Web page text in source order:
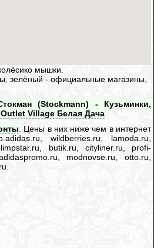
мышки.
зелёный - официальные магазины,
(Stockmann) - Кузьминки,
Village Белая Дача.
. Цены в них ниже чем в интернет
wildberries.ru, lamoda.ru,
butik.ru, cityliner.ru, profi-
modnovse.ru, otto.ru,